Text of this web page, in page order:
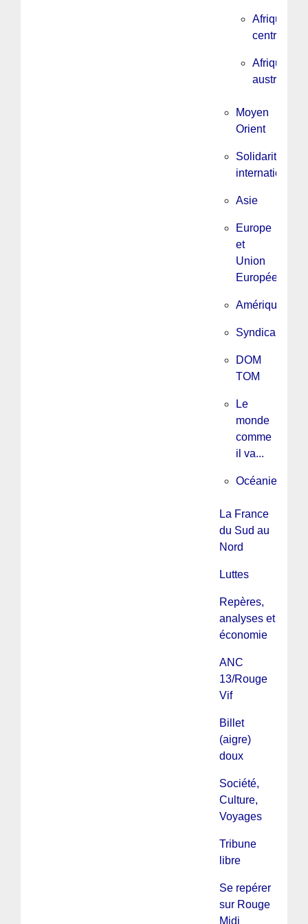
Afrique
centrale
Afrique
australe
Moyen
Orient
Solidarité
internationale
Asie
Europe
et
Union
Européenne
Amérique
Syndicalisme
DOM
TOM
Le
monde
comme
il va...
Océanie
La France
du Sud au
Nord
Luttes
Repères,
analyses et
économie
ANC
13/Rouge
Vif
Billet
(aigre)
doux
Société,
Culture,
Voyages
Tribune
libre
Se repérer
sur Rouge
Midi